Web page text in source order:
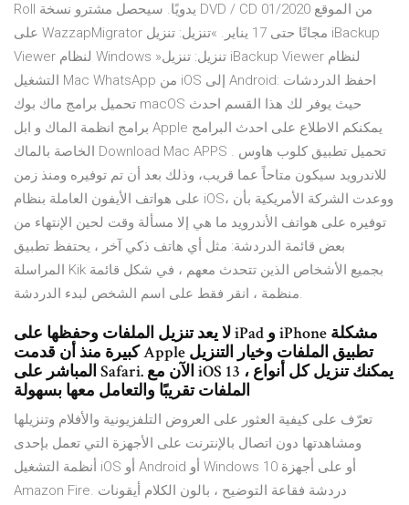
Roll يدويًا. سيحصل مشترو نسخة DVD / CD من الموقع 01/2020
على WazzapMigrator مجانًا حتى 17 يناير. »تنزيل: تنزيل iBackup
Viewer لنظام Windows »تنزيل: تنزيل iBackup Viewer لنظام
التشغيل Mac WhatsApp من iOS إلى Android: احفظ الدردشات
تحميل برامج ماك بوك macOS حيث يوفر لك هذا القسم احدث
برامج انظمة الماك و ابل Apple يمكنكم الاطلاع على احدث البرامج
الخاصة بالماك Download Mac APPS . تحميل تطبيق كلوب هاوس
للاندرويد سيكون متاحاً عما قريب، وذلك بعد أن تم توفيره ومنذ زمن
على هواتف الأيفون العاملة بنظام iOS، ووعدت الشركة الأمريكية بأن
توفيره على هواتف الأندرويد ما هي إلا مسألة وقت لحين الإنتهاء من
بعض قائمة الدردشة: مثل أي هاتف ذكي آخر ، يحتفظ تطبيق
المراسلة Kik بجميع الأشخاص الذين تتحدث معهم ، في شكل قائمة
منظمة ، انقر فقط على اسم الشخص لبدء الدردشة.
لا يعد تنزيل الملفات وحفظها على iPad و iPhone مشكلة
كبيرة منذ أن قدمت Apple تطبيق الملفات وخيار التنزيل
المباشر على Safari. الآن مع iOS 13 ، يمكنك تنزيل كل أنواع
الملفات تقريبًا والتعامل معها بسهولة
تعرّف على كيفية العثور على العروض التلفزيونية والأفلام وتنزيلها
ومشاهدتها دون اتصال بالإنترنت على الأجهزة التي تعمل بإحدى
أنظمة التشغيل iOS أو Android أو Windows 10 أو على أجهزة
Amazon Fire. دردشة فقاعة التوضيح ، بالون الكلام أيقونات